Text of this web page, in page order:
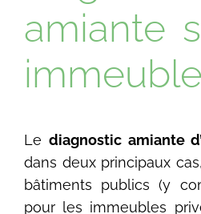
amiante
Le diagnostic amiante
dans deux principaux
bâtiments publics (y
pour les immeubles